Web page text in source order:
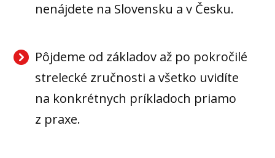
nenájdete na Slovensku a v Česku.
Pôjdeme od základov až po pokročilé
strelecké zručnosti a všetko uvidíte
na konkrétnych príkladoch priamo
z praxe.